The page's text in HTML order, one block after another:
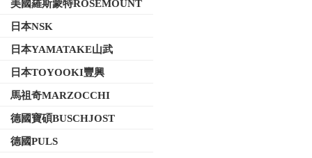
美國羅斯蒙特ROSEMOUNT
日本NSK
日本YAMATAKE山武
日本TOYOOKI豐興
馬祖奇MARZOCCHI
德國寶碩BUSCHJOST
德國PULS